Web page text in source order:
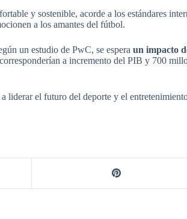
y sostenible, acorde a los estándares
a los amantes del fútbol.
un estudio de PwC, se espera un impacto
a incremento del PIB y 700
liderar el futuro del deporte y el